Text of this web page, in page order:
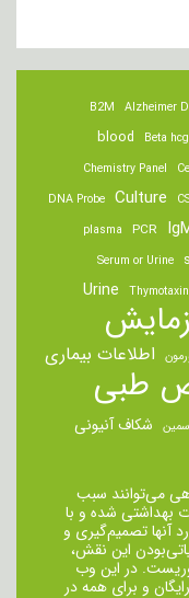
Alzheimer
B2M
Beta hcg
blood
Chemistry Panel
Culture
DNA Probe
PCR
plasma
Serum or Urine
Thymotaxin
Urine
اطلاعات بیماری
طبی
شکاف آنیونی
می‌توانند سبب
بهداشتی شده و با
آنها تصمیم‌گیری و
این نقش،
در این وب
و برای همه در